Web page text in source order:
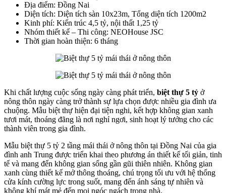
Địa điểm: Đồng Nai
Diện tích: Diện tích sàn 10x23m, Tổng diện tích 1200m2
Kinh phí: Kiến trúc 4,5 tỷ, nội thất 1,25 tỷ
Nhóm thiết kế – Thi công: NEOHouse JSC
Thời gian hoàn thiện: 6 tháng
Khi chất lượng cuộc sống ngày càng phát triển, biệt thự 5 tỷ ở
nông thôn ngày càng trở thành sự lựa chọn được nhiều gia đình ưa
chuộng. Mẫu biệt thự hiện đại tiện nghi, kết hợp không gian xanh
tươi mát, thoáng đãng là nơi nghỉ ngơi, sinh hoạt lý tưởng cho các
thành viên trong gia đình.
Mẫu biệt thự 5 tỷ 2 tầng mái thái ở nông thôn tại Đồng Nai của gia
đình anh Trung được triển khai theo phương án thiết kế tối giản, tinh
tế và mang đến không gian sống gần gũi thiên nhiên. Không gian
xanh cùng thiết kế mở thông thoáng, chú trọng tối ưu với hệ thống
cửa kính cường lực trong suốt, mang đến ánh sáng tự nhiên và
không khí mát mẻ đến mọi ngóc ngách trong nhà.